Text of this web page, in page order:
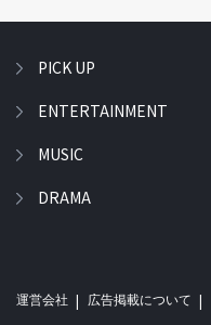
PICK UP
ENTERTAINMENT
MUSIC
DRAMA
運営会社 広告掲載について